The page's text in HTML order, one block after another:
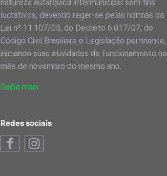
natureza autarquica intermunicipal sem fins
lucrativos, devendo reger-se pelas normas da
Lei nº 11.107/05, do Decreto 6.017/07, do
Código Civil Brasileiro e Legislação pertinente,
iniciando suas atividades de funcionamento no
mês de novembro do mesmo ano.
Saiba mais
Redes sociais